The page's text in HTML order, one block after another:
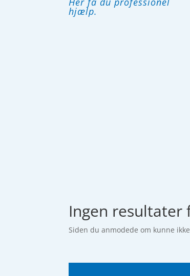
hjælp.
Ingen resultater
Siden du anmodede om kunne